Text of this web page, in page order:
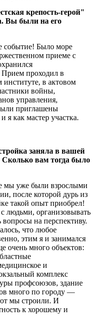
крепость-герой"
Вы были на его
событие! Было море
приеме с
Прием проходил в
в актовом
войны,
управления,
приглашены
я как мастер участка.
заняла в вашей
вам тогда было
мы уже были взрослыми
после которой дурь из
такой опыт приобрел!
людьми, организовывать
на перспективу.
что любое
этим я и занимался
очень много объектов:
и
комплекс
профсоюзов, здание
много по городу —
мы строили. И
к хорошему и